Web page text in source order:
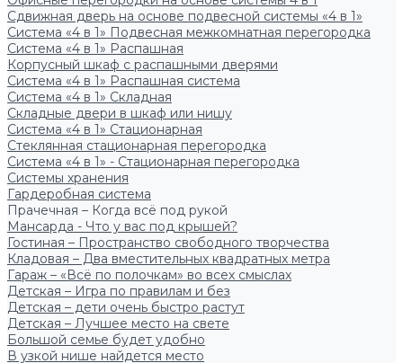
Сдвижная дверь на основе подвесной системы «4 в 1»
Система «4 в 1» Подвесная межкомнатная перегородка
Система «4 в 1» Распашная
Корпусный шкаф с распашными дверями
Система «4 в 1» Распашная система
Система «4 в 1» Складная
Складные двери в шкаф или нишу
Система «4 в 1» Стационарная
Стеклянная стационарная перегородка
Система «4 в 1» - Стационарная перегородка
Системы хранения
Гардеробная система
Прачечная – Когда всё под рукой
Мансарда - Что у вас под крышей?
Гостиная – Пространство свободного творчества
Кладовая – Два вместительных квадратных метра
Гараж – «Всё по полочкам» во всех смыслах
Детская – Игра по правилам и без
Детская – дети очень быстро растут
Детская – Лучшее место на свете
Большой семье будет удобно
В узкой нише найдется место